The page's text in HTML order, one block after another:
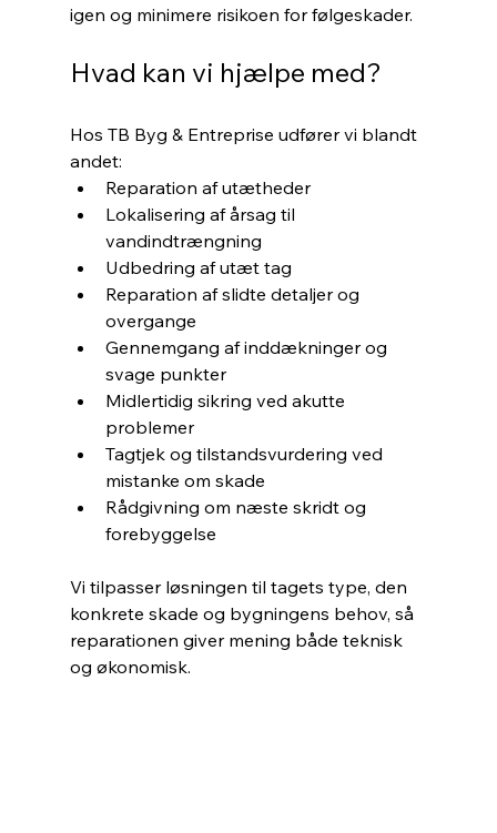
igen og minimere risikoen for følgeskader.
Hvad kan vi hjælpe med?
Hos TB Byg & Entreprise udfører vi blandt
andet:
Reparation af utætheder
Lokalisering af årsag til
vandindtrængning
Udbedring af utæt tag
Reparation af slidte detaljer og
overgange
Gennemgang af inddækninger og
svage punkter
Midlertidig sikring ved akutte
problemer
Tagtjek og tilstandsvurdering ved
mistanke om skade
Rådgivning om næste skridt og
forebyggelse
Vi tilpasser løsningen til tagets type, den
konkrete skade og bygningens behov, så
reparationen giver mening både teknisk
og økonomisk.